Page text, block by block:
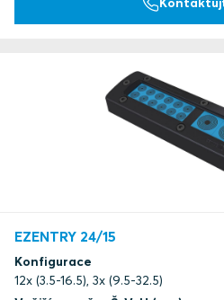
EZENTRY 24/15
Konfigurace
12x (3.5-16.5), 3x (9.5-32.5)